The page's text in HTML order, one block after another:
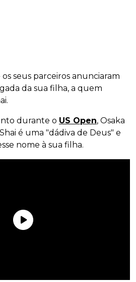
seus parceiros anunciaram
da sua filha, a quem
durante o US Open, Osaka
é uma "dádiva de Deus" e
nome à sua filha.